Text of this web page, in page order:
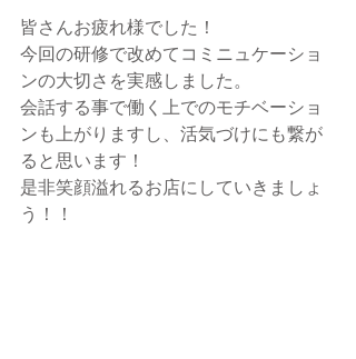
皆さんお疲れ様でした！
今回の研修で改めてコミニュケーショ
ンの大切さを実感しました。
会話する事で働く上でのモチベーショ
ンも上がりますし、活気づけにも繋が
ると思います！
是非笑顔溢れるお店にしていきましょ
う！！